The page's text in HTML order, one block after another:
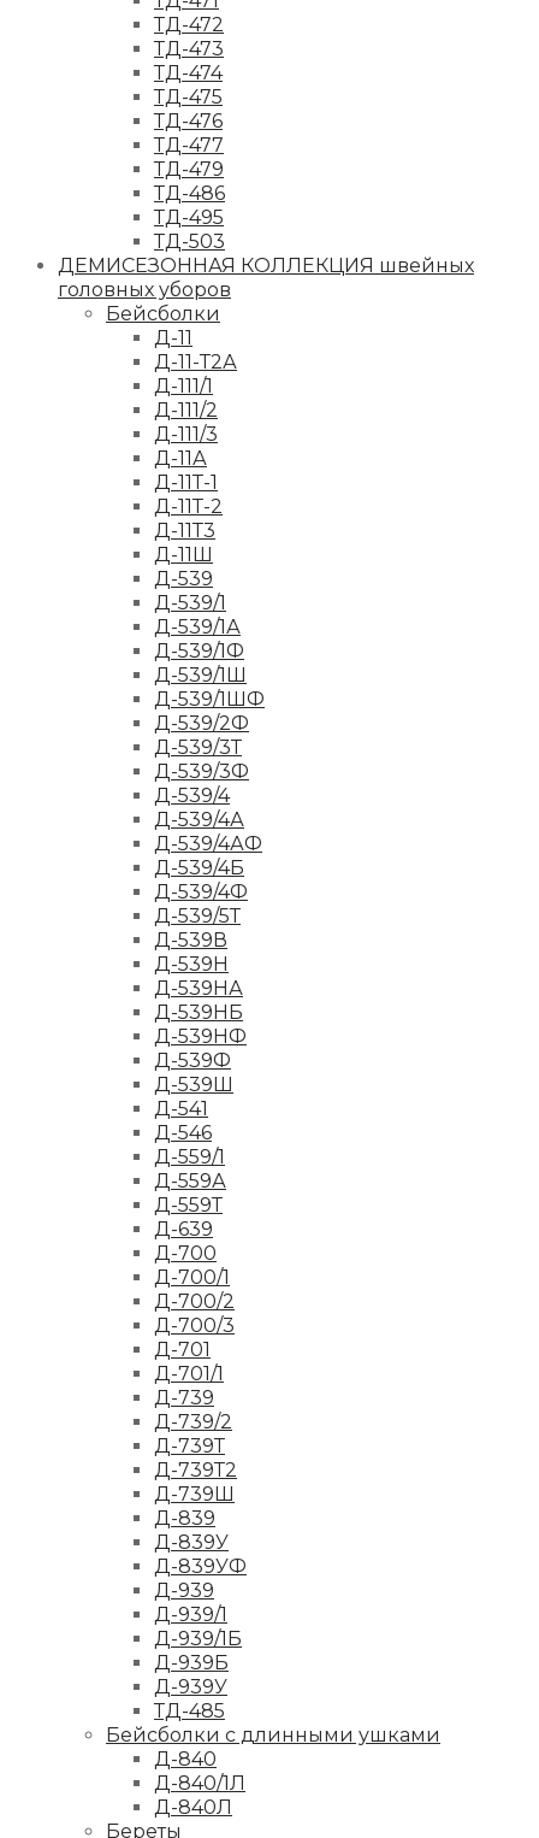
ТД-472
ТД-473
ТД-474
ТД-475
ТД-476
ТД-477
ТД-479
ТД-486
ТД-495
ТД-503
ДЕМИСЕЗОННАЯ КОЛЛЕКЦИЯ швейных
головных уборов
Бейсболки
Д-11
Д-11-Т2А
Д-111/1
Д-111/2
Д-111/3
Д-11А
Д-11Т-1
Д-11Т-2
Д-11Т3
Д-11Ш
Д-539
Д-539/1
Д-539/1А
Д-539/1Ф
Д-539/1Ш
Д-539/1ШФ
Д-539/2Ф
Д-539/3Т
Д-539/3Ф
Д-539/4
Д-539/4А
Д-539/4АФ
Д-539/4Б
Д-539/4Ф
Д-539/5Т
Д-539В
Д-539Н
Д-539НА
Д-539НБ
Д-539НФ
Д-539Ф
Д-539Ш
Д-541
Д-546
Д-559/1
Д-559А
Д-559Т
Д-639
Д-700
Д-700/1
Д-700/2
Д-700/3
Д-701
Д-701/1
Д-739
Д-739/2
Д-739Т
Д-739Т2
Д-739Ш
Д-839
Д-839У
Д-839УФ
Д-939
Д-939/1
Д-939/1Б
Д-939Б
Д-939У
ТД-485
Бейсболки с длинными ушками
Д-840
Д-840/1Л
Д-840Л
Береты